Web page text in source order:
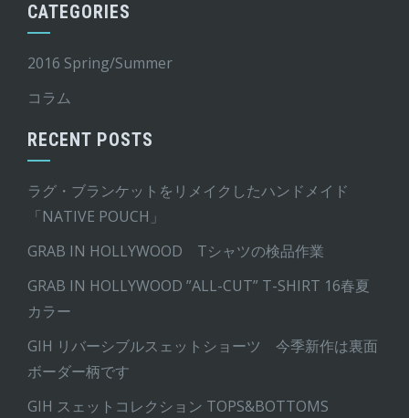
CATEGORIES
2016 Spring/Summer
コラム
RECENT POSTS
ラグ・ブランケットをリメイクしたハンドメイド
「NATIVE POUCH」
GRAB IN HOLLYWOOD Tシャツの検品作業
GRAB IN HOLLYWOOD ”ALL-CUT” T-SHIRT 16春夏
カラー
GIH リバーシブルスェットショーツ 今季新作は裏面
ボーダー柄です
GIH スェットコレクション TOPS&BOTTOMS